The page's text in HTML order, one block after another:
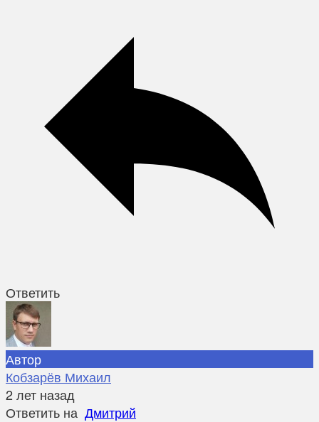
Ответить
Автор
Кобзарёв Михаил
2 лет назад
Ответить на Дмитрий